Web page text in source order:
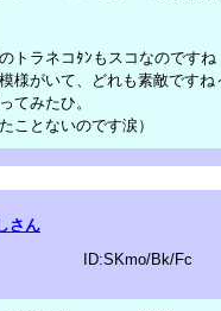
トラネコﾀﾝもスコなのですね
様がいて、どれも素敵ですね
てみたひ。
ことないのです涙）
さん
ID:SKmo/Bk/Fc